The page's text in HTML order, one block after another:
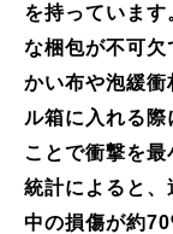
を持っていま
な梱包が不可欠
かい布や泡緩衝
ル箱に入れる
ことで衝撃を最
統計によると、
中の損傷が約